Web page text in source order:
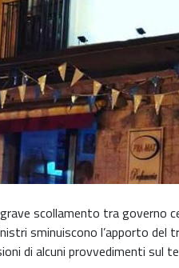
grave scollamento tra governo
sminuiscono l’apporto
di alcuni provvedimenti sul